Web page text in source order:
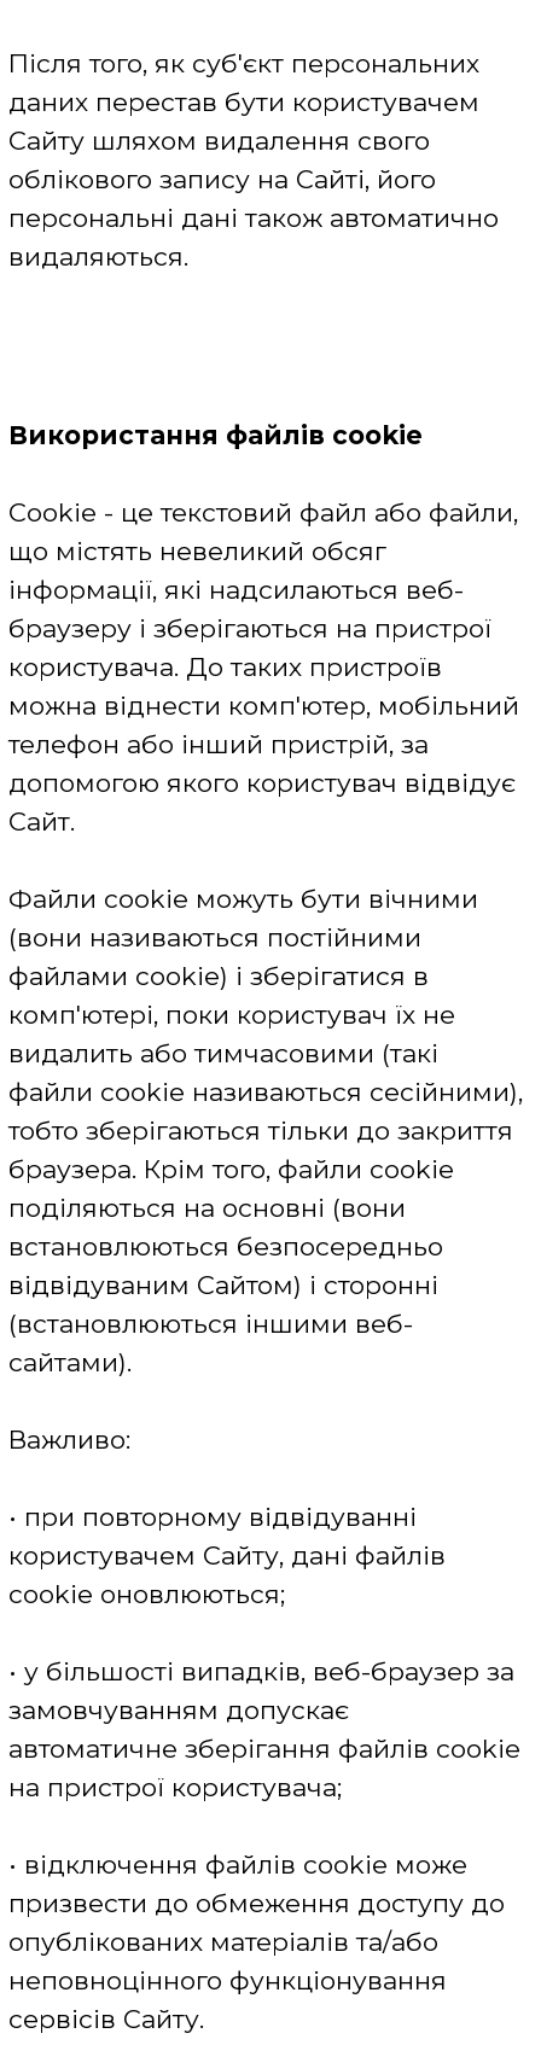
сторінки, розуміння які саме розділи і
сервіси Сайту були найбільш цікаві
для користувача, наскільки ефективна
та чи інша рекламна та/або
маркетингова кампанія і т.д.
Вся інформація, зібрана за допомогою
експлуатаційних файлів cookie,
вище цілей.
використовуються для збереження
параметрів або конфігурацій, які
зберігаються на пристрої користувача
між сеансами веб-браузера.
Прикладами таких даних можуть бути
наступні метрики: ім'я користувача,
фото в профілі, інформація по
залишених коментарях, мовна версія
Сайту, місцезнаходження, відомості
про те, чи надавалася користувачеві
будь-яка інформація або обрані
переваги раніше, а також інші
Дані файли cookie також дозволяють
користувачам дивитися відео, брати
участь в інтерактивах (опитування,
голосування) та взаємодіяти з
соціальними мережами.
Щоб зробити більш приємними
враження після відвідування ресурсу,
зазначені файли cookie
запам'ятовують надану користувачем
інформацію, підвищуючи
ефективність взаємодії з Сайтом.
Деякі дані файлів cookie можуть
надаватися третім сторонам, які
мають дозвіл з боку веб-ресурсу і
виключно для зазначених вище цілей.
використовуються для надання
контенту, який може зацікавити
пристрої користувача між сеансами
веб-браузера. Прикладами таких
даних можуть бути наступні метрики:
відстеження рекомендованого
повторного показу, управління
цільовою рекламою, оцінка
ефективності рекламних кампаній,
інформація про відвідування
користувачем інших ресурсів при
Сайт може ділитися цією інформацією
з іншими сторонами, включаючи
медіа-клієнтів, рекламодавців,
агентств і партнерів по суміжних
бізнесах для того, щоб вони надавали
якісну таргетовану рекламу.